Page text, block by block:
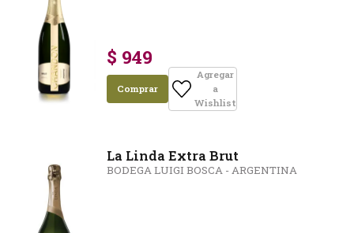
$ 949
Comprar
Agregar
a
Wishlist
La Linda Extra Brut
BODEGA LUIGI BOSCA - ARGENTINA